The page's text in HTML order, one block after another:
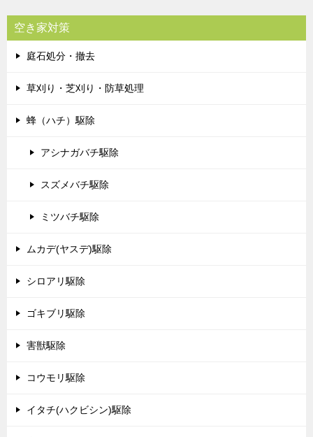
空き家対策
庭石処分・撤去
草刈り・芝刈り・防草処理
蜂（ハチ）駆除
アシナガバチ駆除
スズメバチ駆除
ミツバチ駆除
ムカデ(ヤスデ)駆除
シロアリ駆除
ゴキブリ駆除
害獣駆除
コウモリ駆除
イタチ(ハクビシン)駆除